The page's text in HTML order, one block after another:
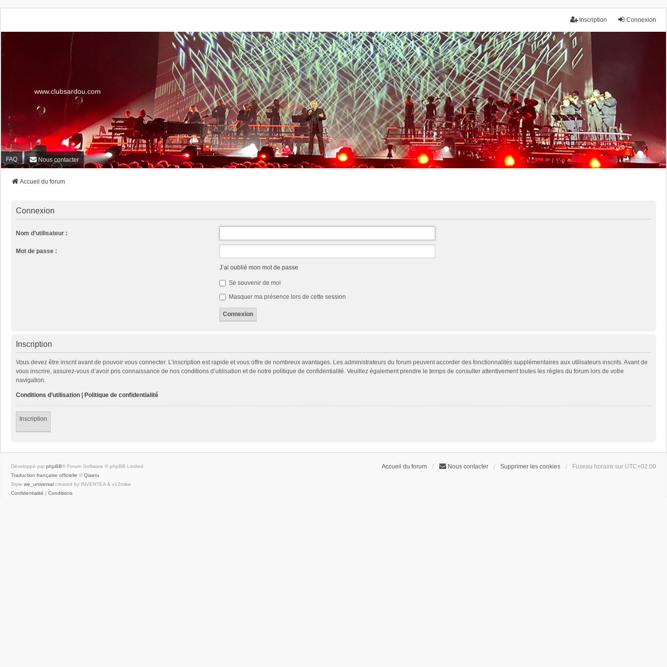
Connexion
Inscription
www.clubsardou.com
FAQ Nous contacter
Accueil du forum
Connexion
Nom d’utilisateur :
Mot de passe :
J’ai oublié mon mot de passe
Se souvenir de moi
Masquer ma présence lors de cette session
Inscription
Vous devez être inscrit avant de pouvoir vous connecter. L’inscription est rapide et vous offre de nombreux avantages. Les administrateurs du forum peuvent accorder des fonctionnalités supplémentaires aux utilisateurs inscrits. Avant de
vous inscrire, assurez-vous d’avoir pris connaissance de nos conditions d’utilisation et de notre politique de confidentialité. Veuillez également prendre le temps de consulter attentivement toutes les règles du forum lors de votre
navigation.
Conditions d’utilisation | Politique de confidentialité
Inscription
Accueil du forum Nous contacter Supprimer les cookies Fuseau horaire sur UTC+02:00
Développé par phpBB® Forum Software © phpBB Limited
Traduction française officielle © Qiaeru
Style we_universal created by INVENTEA & v12mike
Confidentialité | Conditions